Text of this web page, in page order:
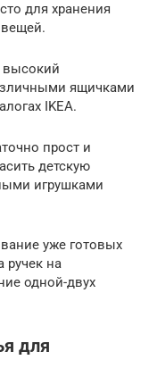
для хранения
высокий
ящичками
IKEA.
прост и
детскую
игрушками
уже готовых
ручек на
одной-двух
для